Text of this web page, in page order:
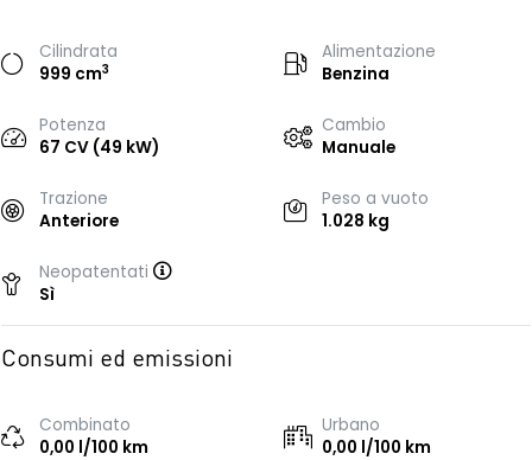
Cilindrata
999 cm3
Alimentazione
Benzina
Potenza
67 CV (49 kW)
Cambio
Manuale
Trazione
Anteriore
Peso a vuoto
1.028 kg
Neopatentati
Sì
Consumi ed emissioni
Combinato
0,00 l/100 km
Urbano
0,00 l/100 km